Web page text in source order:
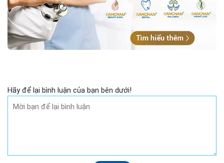
Hãy để lại bình luận của bạn bên dưới!